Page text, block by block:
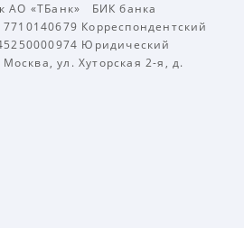
АО «ТБанк» БИК банка
Корреспондентский
Юридический
ул. Хуторская 2-я, д.